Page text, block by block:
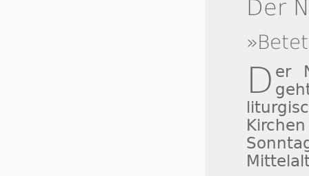
Der
D er